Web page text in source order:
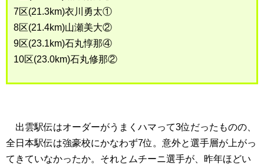
7区(21.3km)衣川勇太①
8区(21.4km)山瀬美大②
9区(23.1km)石丸惇那④
10区(23.0km)石丸修那②
出雲駅伝はオーダーがうまくハマって3位だったものの、
全日本駅伝は強豪校にかなわず7位。意外と選手層が上がっ
てきていなかったか。それとムチーニ選手が、昨年ほどい